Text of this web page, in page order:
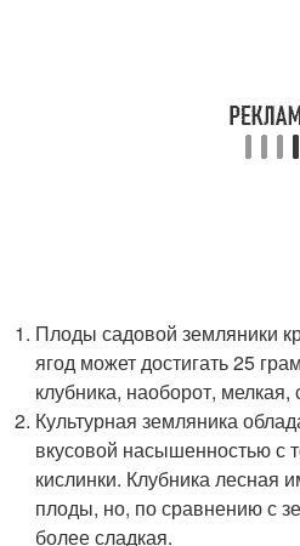
Плоды садовой земляники
ягод может достигать 25
клубника, наоборот,
Культурная земляника
вкусовой насышенностью с
кислинки. Клубника лесная
плоды, но, по сравнению с
более сладкая.